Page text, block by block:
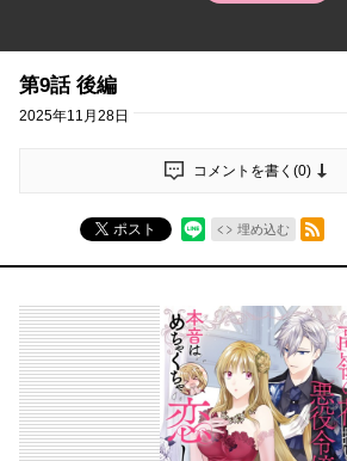
第9話 後編
2025年11月28日
コメントを書く(0)
ポスト 埋め込む
RSSフィード